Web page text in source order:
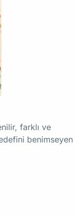
farklı ve
benimseyen